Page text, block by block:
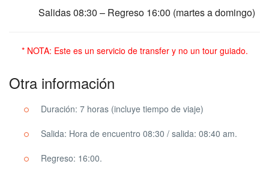
Salidas 08:30 – Regreso 16:00 (martes a domingo)
* NOTA: Este es un servicio de transfer y no un tour guiado.
Otra información
Duración: 7 horas (incluye tiempo de viaje)
Salida: Hora de encuentro 08:30 / salida: 08:40 am.
Regreso: 16:00.